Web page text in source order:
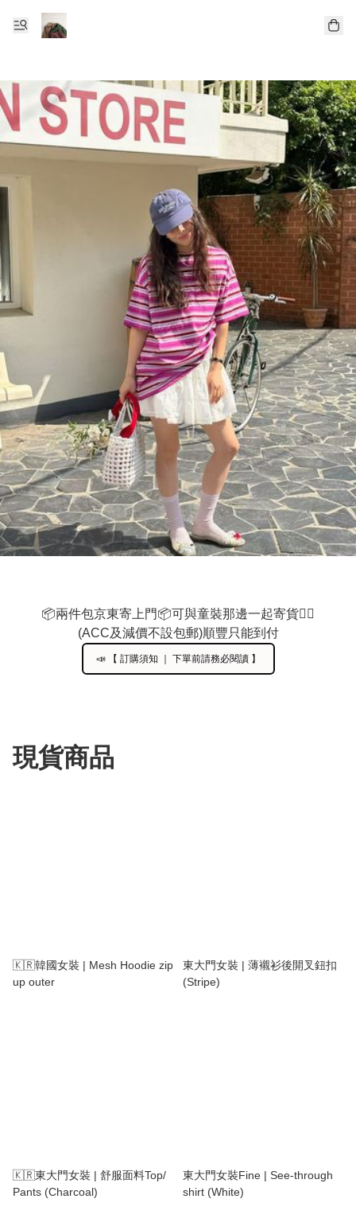
📦兩件包京東寄上門📦可與童裝那邊一起寄貨🙋‍♀️
(ACC及減價不設包郵)順豐只能到付
📣 【 訂購須知 ｜ 下單前請務必閱讀 】
現貨商品
🇰🇷韓國女裝 | Mesh Hoodie zip
up outer
東大門女裝 | 薄襯衫後開叉鈕扣
(Stripe)
🇰🇷東大門女裝 | 舒服面料Top/
Pants (Charcoal)
東大門女裝Fine | See-through
shirt (White)